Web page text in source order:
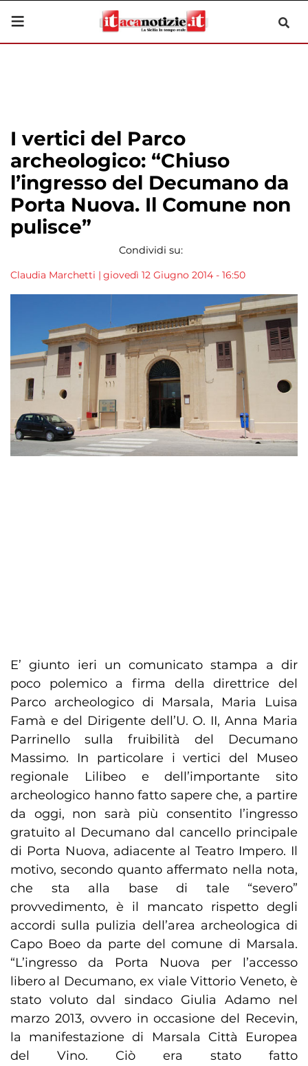
I vertici del Parco
archeologico: “Chiuso
l’ingresso del Decumano da
Porta Nuova. Il Comune non
pulisce”
Condividi su:
Claudia Marchetti | giovedì 12 Giugno 2014 - 16:50
E’ giunto ieri un comunicato stampa a dir
poco polemico a firma della direttrice del
Parco archeologico di Marsala, Maria Luisa
Famà e del Dirigente dell’U. O. II, Anna Maria
Parrinello sulla fruibilità del Decumano
Massimo. In particolare i vertici del Museo
regionale Lilibeo e dell’importante sito
archeologico hanno fatto sapere che, a partire
da oggi, non sarà più consentito l’ingresso
gratuito al Decumano dal cancello principale
di Porta Nuova, adiacente al Teatro Impero. Il
motivo, secondo quanto affermato nella nota,
che sta alla base di tale “severo”
provvedimento, è il mancato rispetto degli
accordi sulla pulizia dell’area archeologica di
Capo Boeo da parte del comune di Marsala.
“L’ingresso da Porta Nuova per l’accesso
libero al Decumano, ex viale Vittorio Veneto, è
stato voluto dal sindaco Giulia Adamo nel
marzo 2013, ovvero in occasione del Recevin,
la manifestazione di Marsala Città Europea
del Vino. Ciò era stato fatto